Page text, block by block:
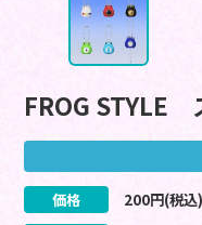
FROG STYLE
価格 200円(税込)